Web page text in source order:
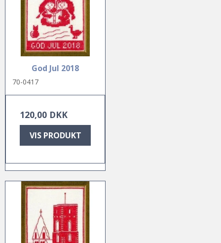
God Jul 2018
70-0417
120,00 DKK
VIS PRODUKT